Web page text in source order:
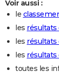
Voir aussi :
le
les résultats
les résultats
les résultats
toutes les